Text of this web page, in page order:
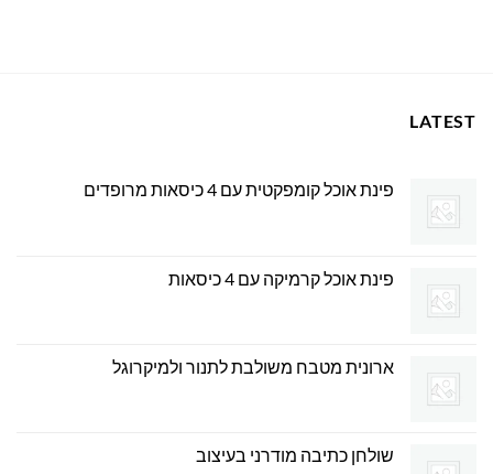
LATEST
פינת אוכל קומפקטית עם 4 כיסאות מרופדים
פינת אוכל קרמיקה עם 4 כיסאות
ארונית מטבח משולבת לתנור ולמיקרוגל
שולחן כתיבה מודרני בעיצוב